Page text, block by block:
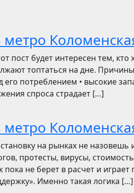
метро
будет интересен тем, кто
топтаться на дне. Причины
потреблением • высокие
спроса страдает […]
метро
на рынках не назовешь
протесты, вирусы, стоимость
не берет в расчет и играет
Именно такая логика […]